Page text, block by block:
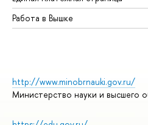
Работа в Вышке
http://www.minobrnauki.gov.ru/
Министерство науки и высшего